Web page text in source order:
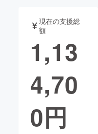
現在の支援総
額
1,13
4,70
0円